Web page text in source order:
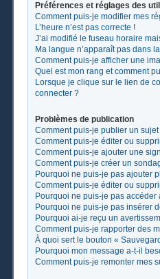
Préférences et réglages des
Comment puis-je modifier mes
L’heure n’est pas correcte !
J’ai modifié le fuseau horaire
Ma langue n’apparaît pas dans
Comment puis-je afficher une
Quel est mon rang et comment
Lorsque je clique sur le lien de
connecter ?
Problèmes de publication
Comment puis-je publier un
Comment puis-je éditer ou
Comment puis-je ajouter une
Comment puis-je créer un
Pourquoi ne puis-je pas ajouter
Comment puis-je éditer ou
Pourquoi ne puis-je pas accéder
Pourquoi ne puis-je pas insérer
Pourquoi ai-je reçu un
Comment puis-je rapporter des
À quoi sert le bouton «
Pourquoi mon message a-t-il
Comment puis-je remonter mes